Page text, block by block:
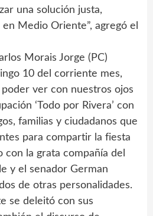
una solución justa,
Medio Oriente”, agregó el
Morais Jorge (PC)
10 del corriente mes,
ver con nuestros ojos
‘Todo por Rivera’ con
familias y ciudadanos que
para compartir la fiesta
con la grata compañía del
y el senador German
de otras personalidades.
se deleitó con sus